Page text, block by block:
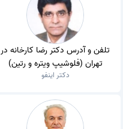
تلفن و آدرس دکتر رضا کارخانه در
تهران (فلوشیپ ویتره و رتین)
دکتر اینفو